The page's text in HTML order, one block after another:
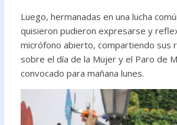
Luego, hermanadas en una lucha
quisieron pudieron expresarse y
micrófono abierto, compartiendo sus
sobre el día de la Mujer y el Paro de
convocado para mañana lunes.